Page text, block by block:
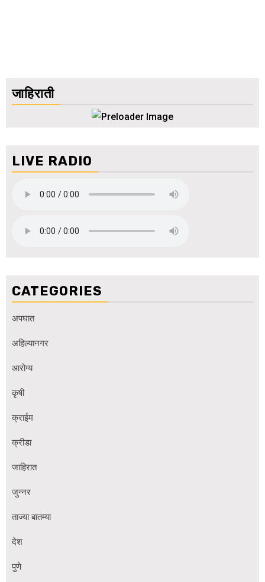
जाहिराती
LIVE RADIO
CATEGORIES
अपघात
अहिल्यानगर
आरोग्य
कृषी
क्राईम
क्रीडा
जाहिरात
जुन्नर
ताज्या बातम्या
देश
पुणे